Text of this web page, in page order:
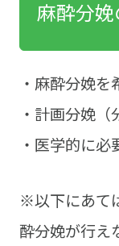
麻酔分
・麻酔分娩
・計画分娩
・医学的に必
※以下にあて
酔分娩が行え